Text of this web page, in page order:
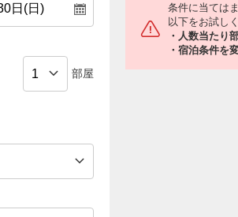
部屋
条件に当ては
以下をお試し
・人数当たり
・宿泊条件を